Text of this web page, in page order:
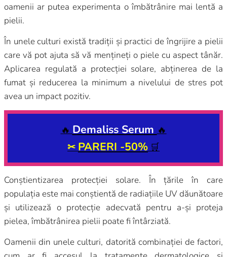
oamenii ar putea experimenta o îmbătrânire mai lentă a
pielii.
În unele culturi există tradiții și practici de îngrijire a pielii
care vă pot ajuta să vă mențineți o piele cu aspect tânăr.
Aplicarea regulată a protecției solare, abținerea de la
fumat și reducerea la minimum a nivelului de stres pot
avea un impact pozitiv.
🔥 Demaliss Serum 🔥
✂ PARERI -50% 🛒
Conștientizarea protecției solare. În țările în care
populația este mai conștientă de radiațiile UV dăunătoare
și utilizează o protecție adecvată pentru a-și proteja
pielea, îmbătrânirea pielii poate fi întârziată.
Oamenii din unele culturi, datorită combinației de factori,